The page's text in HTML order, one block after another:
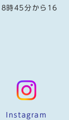
時45分から16
Instagram